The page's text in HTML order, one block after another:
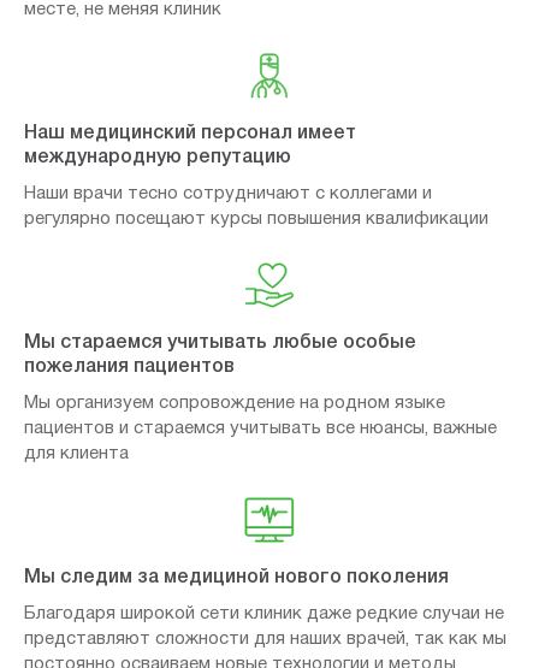
месте, не меняя клиник
Наш медицинский персонал имеет
международную репутацию
Наши врачи тесно сотрудничают с коллегами и
регулярно посещают курсы повышения квалификации
Мы стараемся учитывать любые особые
пожелания пациентов
Мы организуем сопровождение на родном языке
пациентов и стараемся учитывать все нюансы, важные
для клиента
Мы следим за медициной нового поколения
Благодаря широкой сети клиник даже редкие случаи не
представляют сложности для наших врачей, так как мы
постоянно осваиваем новые технологии и методы